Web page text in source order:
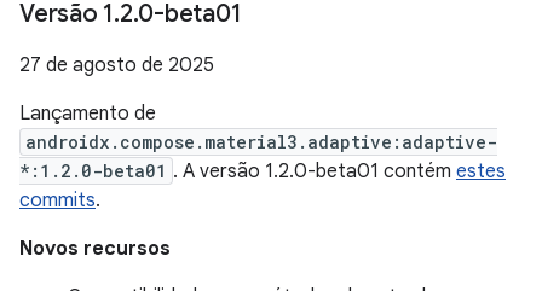
Versão 1.2.0-beta01
27 de agosto de 2025
Lançamento de
androidx.compose.material3.adaptive:adaptive-
*:1.2.0-beta01 . A versão 1.2.0-beta01 contém estes
commits.
Novos recursos